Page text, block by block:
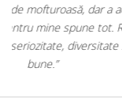
comod să pot
dintr-un singur loc.
originale și în